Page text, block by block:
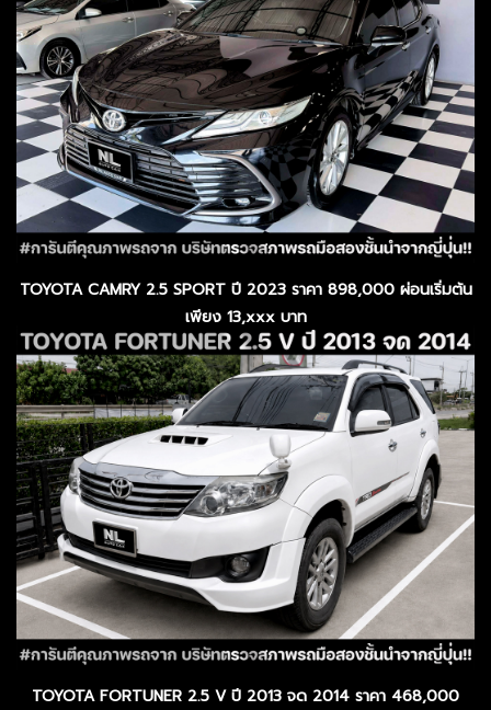
TOYOTA CAMRY 2.5 SPORT ปี 2023 ราคา 898,000 ผ่อนเริ่มต้น
เพียง 13,xxx บาท
TOYOTA FORTUNER 2.5 V ปี 2013 จด 2014 ราคา 468,000